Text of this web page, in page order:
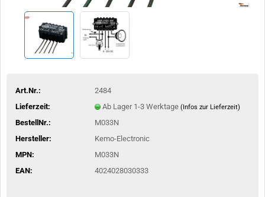
Art.Nr.:
2484
Lieferzeit:
Ab Lager 1-3 Werktage (Infos zur Lieferzeit)
BestellNr.:
M033N
Hersteller:
Kemo-Electronic
MPN:
M033N
EAN:
4024028030333